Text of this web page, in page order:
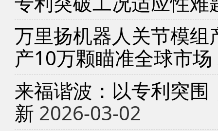
万里扬机器人关节模
产10万颗瞄准全球市场
来福谐波：以专利突
新 2026-03-02